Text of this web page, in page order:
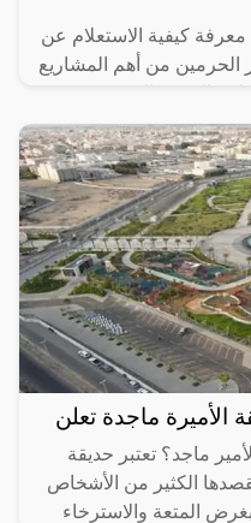
كيفية الاستعلام عن
من أهم المشاريع
ماجدة تعلن
ماجد؟ تعتبر حديقة
الكثير من الأشخاص
المتعة والاسترخاء